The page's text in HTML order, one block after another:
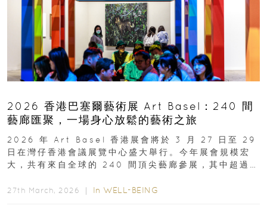
2026 香港巴塞爾藝術展 Art Basel：240 間
藝廊匯聚，一場身心放鬆的藝術之旅
2026 年 Art Basel 香港展會將於 3 月 27 日至 29
日在灣仔香港會議展覽中心盛大舉行。今年展會規模宏
大，共有來自全球的 240 間頂尖藝廊參展，其中超過半
27th March, 2026 ｜ In WELL-BEING